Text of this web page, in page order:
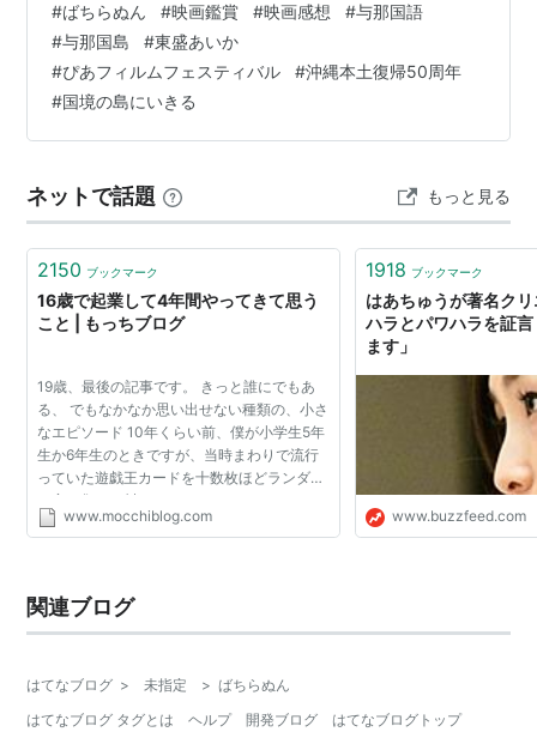
るルーツを持つ私には、東盛さんと同じ強さで「与那国
語」を思うことはできないけれど、母語やルーツとなる
文化が自分を形成している感覚はとてもよくわかる。ノ
スタルジーではない危機感。 人間が、地球のどこかの地
に固有の精神的つながりを作って生…
#ばちらぬん #映画鑑賞 #映画感想 #与那国語
#与那国島 #東盛あいか
#ぴあフィルムフェスティバル #沖縄本土復帰50周年
#国境の島にいきる
ネットで話題 もっと見る
2150 ブックマーク
16歳で起業して4年間やってきて思う
こと | もっちブログ
19歳、最後の記事です。 きっと誰にでもあ
る、 でもなかなか思い出せない種類の、小さ
なエピソード 10年くらい前、僕が小学生5年
生か6年生のときですが、当時まわりで流行
っていた遊戯王カードを十数枚ほどランダム
に寄せ集めて封をしたオリジナルパックを、
近所や学校の友だちに200円か300円で売っ
www.mocchiblog.com
1918 ブックマーク
はあちゅうが著名ク
ハラとパワハラを証
ます」
www.buzzfeed.com
関連ブログ
はてなブログ > 未指定 > ばちらぬん
はてなブログ タグとは
ヘルプ 開発ブログ はてなブログトップ